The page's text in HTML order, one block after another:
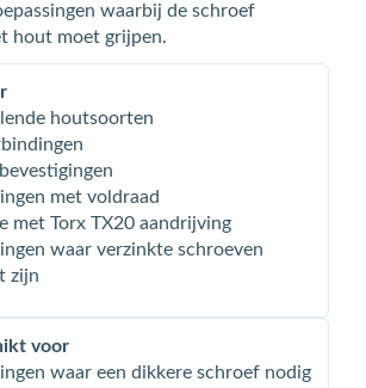
waarbij de schroef
hout moet grijpen.
houtsoorten
met voldraad
met Torx TX20 aandrijving
waar verzinkte schroeven
zijn
voor
waar een dikkere schroef nodig